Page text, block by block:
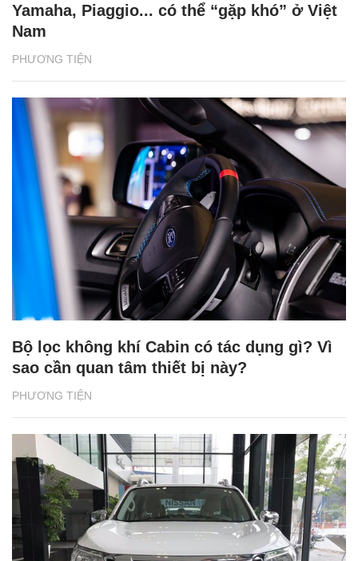
PHƯƠNG TIỆN
Yamaha, Piaggio... có thể “gặp khó” ở Việt
Nam
PHƯƠNG TIỆN
Bộ lọc không khí Cabin có tác dụng gì? Vì
sao cần quan tâm thiết bị này?